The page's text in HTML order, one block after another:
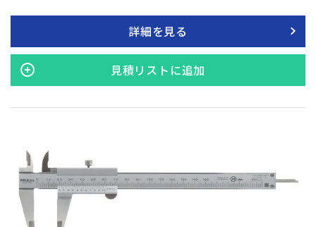
定が可能です。 任意の位置での水平角ゼロセットや水平角ホー
ルド機能。また、誤操作防止の警告ブザー搭載などいろいろな
機能を装備しています。 本体は、IP44防まつタイプですので多
少の雨でも安心してお使いいただけます。
詳細を見る
見積リストに追加